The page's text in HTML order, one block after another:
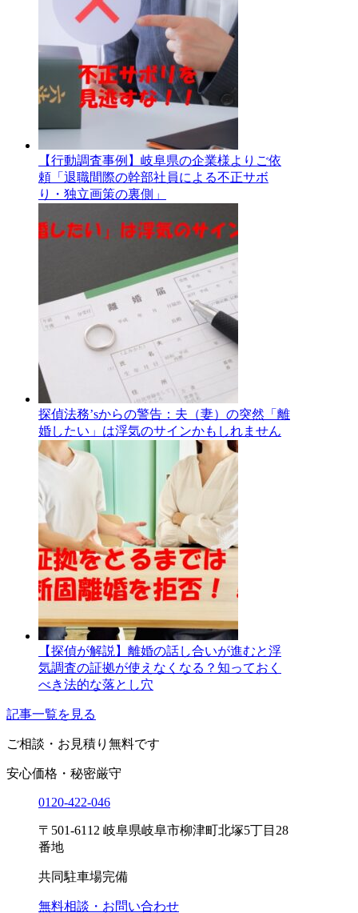
【行動調査事例】岐阜県の企業様よりご依
頼「退職間際の幹部社員による不正サボ
り・独立画策の裏側」
探偵法務’sからの警告：夫（妻）の突然「離
婚したい」は浮気のサインかもしれません
【探偵が解説】離婚の話し合いが進むと浮
気調査の証拠が使えなくなる？知っておく
べき法的な落とし穴
記事一覧を見る
ご相談・お見積り 無料です
安心価格・秘密厳守
0120-422-046
〒501-6112 岐阜県岐阜市柳津町北塚5丁目28
番地
共同駐車場完備
無料相談・お問い合わせ